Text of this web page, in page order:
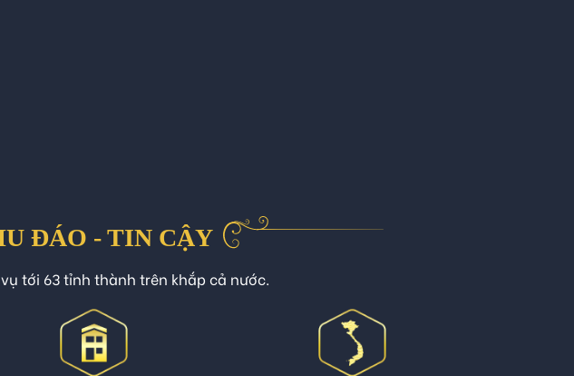
ĐÁO - TIN CẬY
vụ tới 63 tỉnh thành trên khắp cả nước.